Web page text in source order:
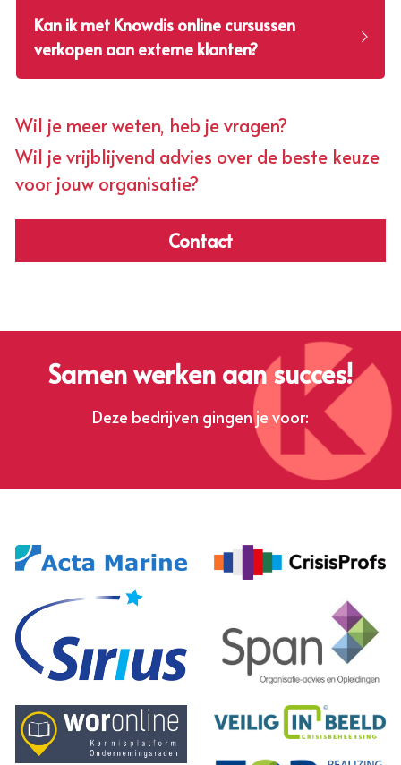
Kan ik met Knowdis online cursussen
verkopen aan externe klanten?
Wil je meer weten, heb je vragen?
Wil je vrijblijvend advies over de beste keuze
voor jouw organisatie?
Contact
Samen werken aan succes!
Deze bedrijven gingen je voor: